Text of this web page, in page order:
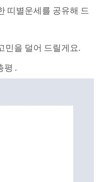
띠별운세를 공유해 드
민을 덜어 드릴게요.
평 .